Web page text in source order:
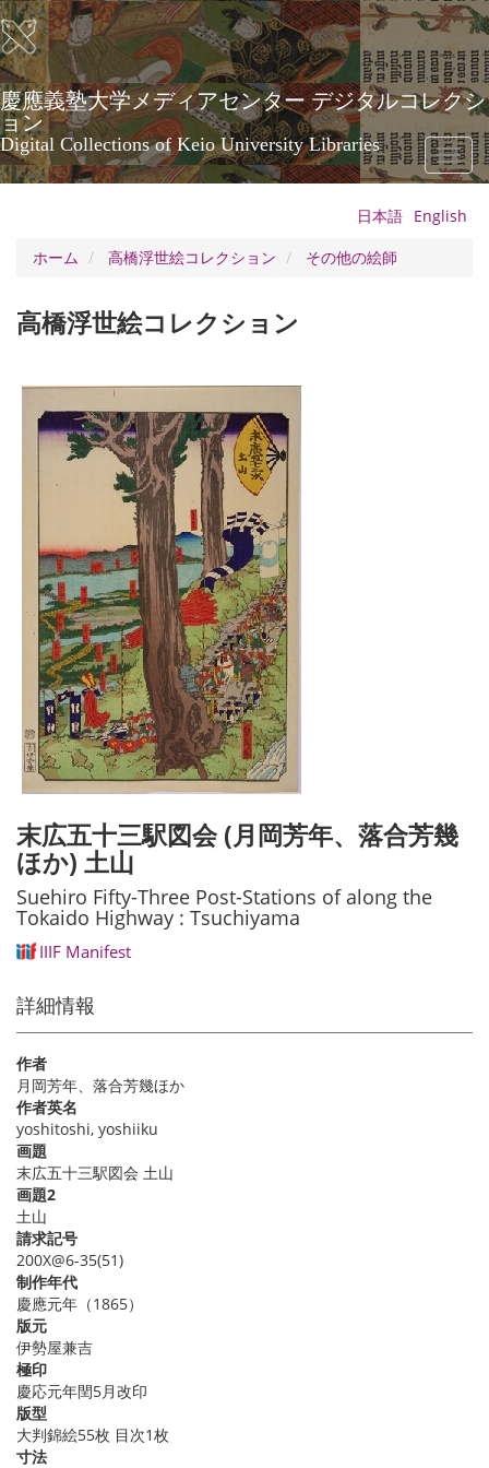
メ
イ
ン
コ
ン
テ
ン
ツ
に
慶應義塾大学メディアセンター デジタルコレクシ
ョン
Digital Collections of Keio University Libraries
Toggle
日本語 English
ホーム
高橋浮世絵コレクション その他の絵師
高橋浮世絵コレクション
末広五十三駅図会 (月岡芳年、落合芳幾
ほか) 土山
Suehiro Fifty-Three Post-Stations of along the
Tokaido Highway : Tsuchiyama
IIIF Manifest
詳細情報
作者
月岡芳年、落合芳幾ほか
作者英名
yoshitoshi, yoshiiku
画題
末広五十三駅図会 土山
画題2
土山
請求記号
200X@6-35(51)
制作年代
慶應元年（1865）
版元
伊勢屋兼吉
極印
慶応元年閏5月改印
版型
大判錦絵55枚 目次1枚
寸法